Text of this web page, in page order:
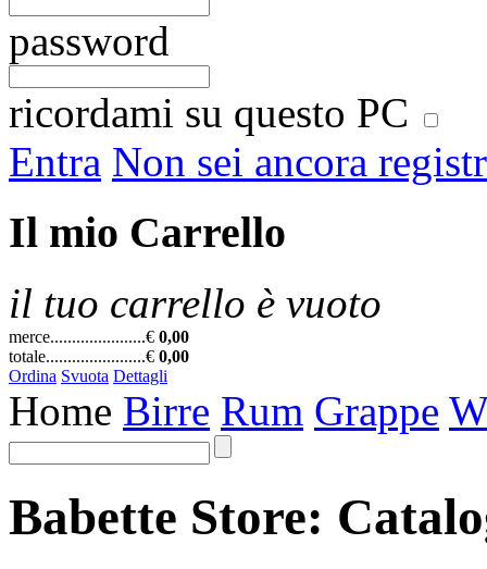
password
ricordami su questo PC
Entra Non sei ancora
Il mio Carrello
il tuo carrello è vuoto
merce......................€ 0,00
totale.......................€ 0,00
Ordina Svuota Dettagli
Home Birre Rum Grappe
Babette Store: